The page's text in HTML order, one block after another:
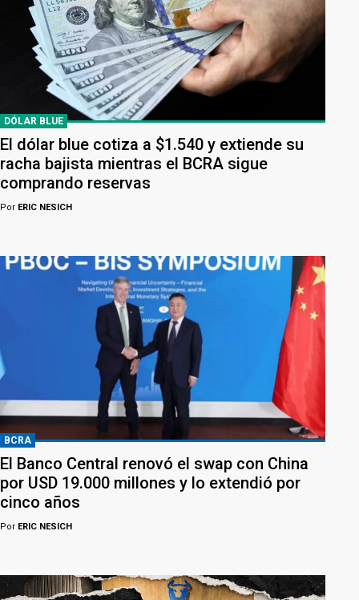
DÓLAR BLUE
El dólar blue cotiza a $1.540 y extiende su
racha bajista mientras el BCRA sigue
comprando reservas
Por ERIC NESICH
BCRA
El Banco Central renovó el swap con China
por USD 19.000 millones y lo extendió por
cinco años
Por ERIC NESICH